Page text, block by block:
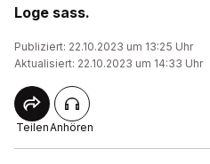
Loge sass.
Publiziert: 22.10.2023 um 13:25 Uhr
Aktualisiert: 22.10.2023 um 14:33 Uhr
TeilenAnhören